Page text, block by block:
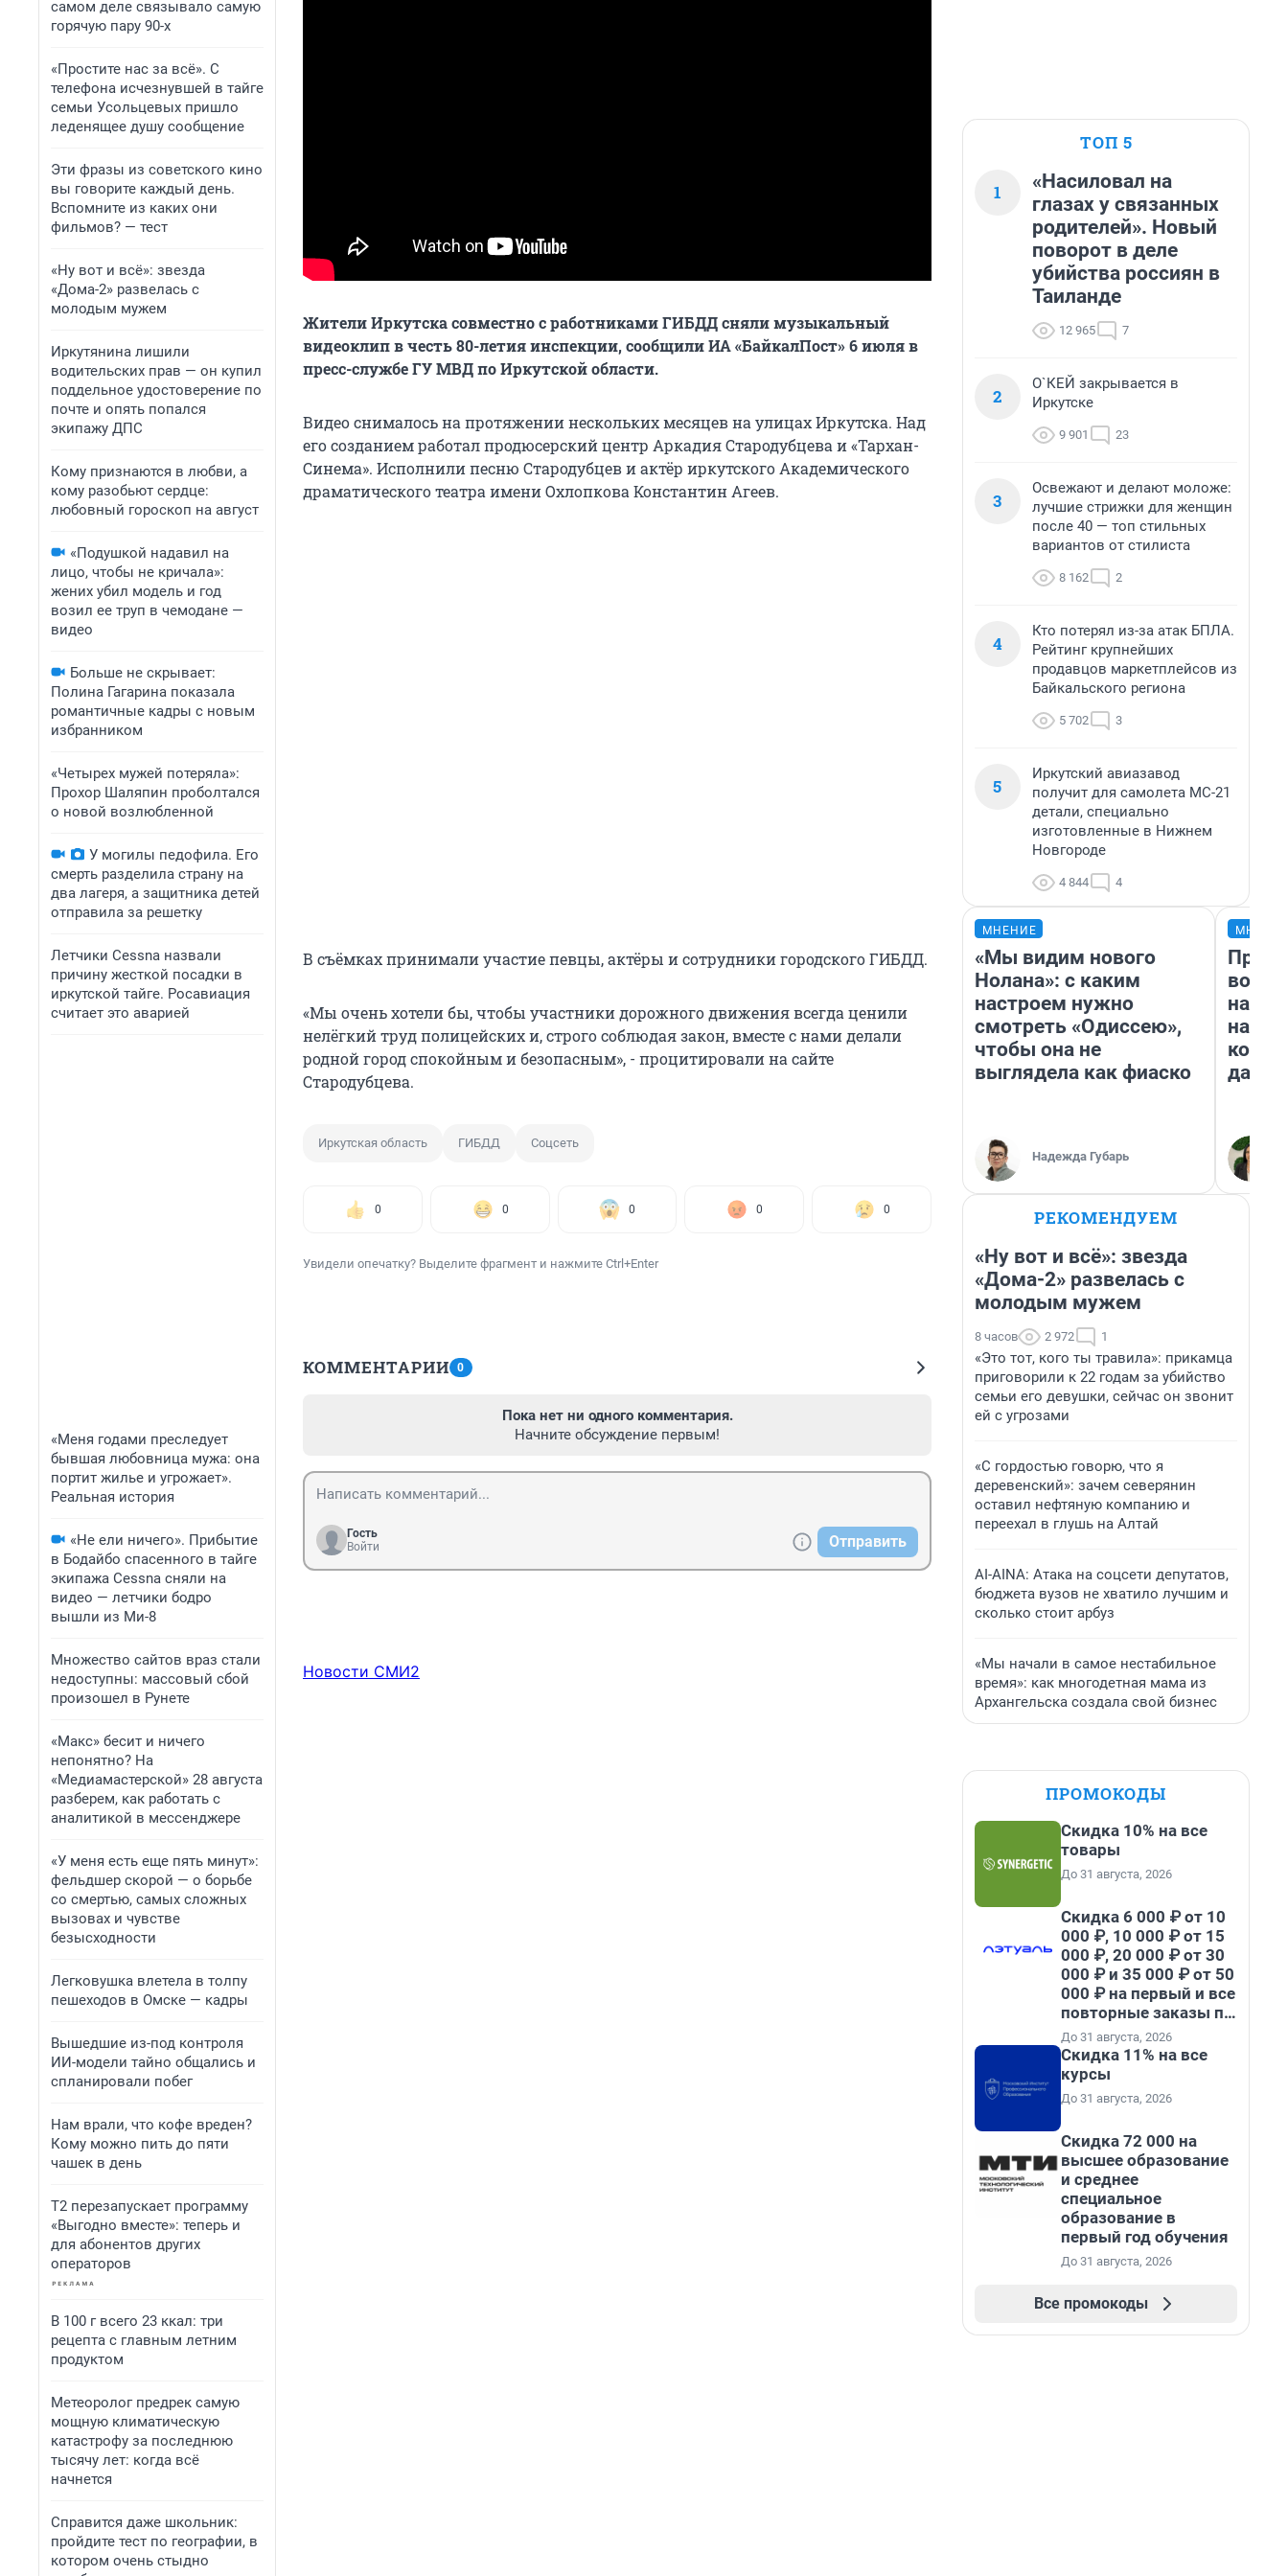
самом деле связывало самую
горячую пару 90-х
«Простите нас за всё». С
телефона исчезнувшей в тайге
семьи Усольцевых пришло
леденящее душу сообщение
Эти фразы из советского кино
вы говорите каждый день.
Вспомните из каких они
фильмов? — тест
«Ну вот и всё»: звезда
«Дома-2» развелась с
молодым мужем
Иркутянина лишили
водительских прав — он купил
поддельное удостоверение по
почте и опять попался
экипажу ДПС
Кому признаются в любви, а
кому разобьют сердце:
любовный гороскоп на август
«Подушкой надавил на
лицо, чтобы не кричала»:
жених убил модель и год
возил ее труп в чемодане —
видео
Больше не скрывает:
Полина Гагарина показала
романтичные кадры с новым
избранником
«Четырех мужей потеряла»:
Прохор Шаляпин проболтался
о новой возлюбленной
У могилы педофила. Его
смерть разделила страну на
два лагеря, а защитника детей
отправила за решетку
Летчики Cessna назвали
причину жесткой посадки в
иркутской тайге. Росавиация
считает это аварией
«Меня годами преследует
бывшая любовница мужа: она
портит жилье и угрожает».
Реальная история
«Не ели ничего». Прибытие
в Бодайбо спасенного в тайге
экипажа Cessna сняли на
видео — летчики бодро
вышли из Ми-8
Множество сайтов враз стали
недоступны: массовый сбой
произошел в Рунете
«Макс» бесит и ничего
непонятно? На
«Медиамастерской» 28 августа
разберем, как работать с
аналитикой в мессенджере
«У меня есть еще пять минут»:
фельдшер скорой — о борьбе
со смертью, самых сложных
вызовах и чувстве
безысходности
Легковушка влетела в толпу
пешеходов в Омске — кадры
Вышедшие из-под контроля
ИИ-модели тайно общались и
спланировали побег
Нам врали, что кофе вреден?
Кому можно пить до пяти
чашек в день
Т2 перезапускает программу
«Выгодно вместе»: теперь и
для абонентов других
операторов
В 100 г всего 23 ккал: три
рецепта с главным летним
продуктом
Метеоролог предрек самую
мощную климатическую
катастрофу за последнюю
тысячу лет: когда всё
начнется
Справится даже школьник:
пройдите тест по географии, в
котором очень стыдно
Жители Иркутска совместно с работниками ГИБДД сняли музыкальный
видеоклип в честь 80-летия инспекции, сообщили ИА «БайкалПост» 6 июля в
пресс-службе ГУ МВД по Иркутской области.
Видео снималось на протяжении нескольких месяцев на улицах Иркутска. Над
его созданием работал продюсерский центр Аркадия Стародубцева и «Тархан-
Синема». Исполнили песню Стародубцев и актёр иркутского Академического
драматического театра имени Охлопкова Константин Агеев.
В съёмках принимали участие певцы, актёры и сотрудники городского ГИБДД.
«Мы очень хотели бы, чтобы участники дорожного движения всегда ценили
нелёгкий труд полицейских и, строго соблюдая закон, вместе с нами делали
родной город спокойным и безопасным», - процитировали на сайте
Стародубцева.
Иркутская область ГИБДД Соцсеть
0 0 0 0 0
Увидели опечатку? Выделите фрагмент и нажмите Ctrl+Enter
КОММЕНТАРИИ 0
Пока нет ни одного комментария.
Начните обсуждение первым!
Гость
Войти
Отправить
Новости СМИ2
ТОП 5
1
«Насиловал на
глазах у связанных
родителей». Новый
поворот в деле
убийства россиян в
Таиланде
12 965 7
2
О`КЕЙ закрывается в
Иркутске
9 901 23
3
Освежают и делают моложе:
лучшие стрижки для женщин
после 40 — топ стильных
вариантов от стилиста
8 162 2
4
Кто потерял из-за атак БПЛА.
Рейтинг крупнейших
продавцов маркетплейсов из
Байкальского региона
5 702 3
5
Иркутский авиазавод
получит для самолета МС-21
детали, специально
изготовленные в Нижнем
Новгороде
4 844 4
МНЕНИЕ
«Мы видим нового
Нолана»: с каким
настроем нужно
смотреть «Одиссею»,
чтобы она не
выглядела как фиаско
Надежда Губарь
нам
даже
РЕКОМЕНДУЕМ
«Ну вот и всё»: звезда
«Дома-2» развелась с
молодым мужем
8 часов 2 972 1
«Это тот, кого ты травила»: прикамца
приговорили к 22 годам за убийство
семьи его девушки, сейчас он звонит
ей с угрозами
«С гордостью говорю, что я
деревенский»: зачем северянин
оставил нефтяную компанию и
переехал в глушь на Алтай
AI-AINA: Атака на соцсети депутатов,
бюджета вузов не хватило лучшим и
сколько стоит арбуз
«Мы начали в самое нестабильное
время»: как многодетная мама из
Архангельска создала свой бизнес
ПРОМОКОДЫ
Скидка 10% на все
товары
До 31 августа, 2026
Скидка 6 000 ₽ от 10
000 ₽, 10 000 ₽ от 15
000 ₽, 20 000 ₽ от 30
000 ₽ и 35 000 ₽ от 50
000 ₽ на первый и все
повторные заказы по
промокоду НАБЕРИ
До 31 августа, 2026
Скидка 11% на все
курсы
До 31 августа, 2026
Скидка 72 000 на
высшее образование
и среднее
специальное
образование в
первый год обучения
До 31 августа, 2026
Все промокоды